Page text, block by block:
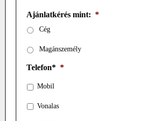
Ajánlatkérés mint: *
Cég
Magánszemély
Telefon* *
Mobil
Vonalas